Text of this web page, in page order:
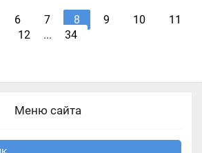
6 7 8 9 10
11
12
... 34
Меню сайта